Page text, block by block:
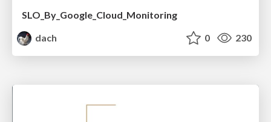
SLO_By_Google_Cloud_Monitoring
dach
0 230